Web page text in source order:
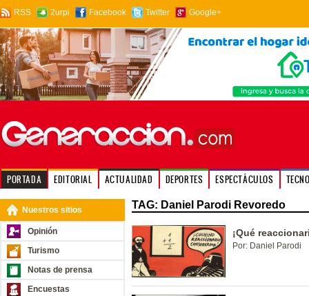
RSS 2urpi Facebook Twitter Google+
PORTADA EDITORIAL ACTUALIDAD DEPORTES ESPECTÁCULOS
Nuestros sitios
Opinión
Turismo
Notas de prensa
Encuestas
TAG: Daniel Parodi Revoredo
¡Qué
Por: Daniel Parodi